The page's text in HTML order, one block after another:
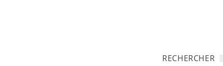
RECHERCHER